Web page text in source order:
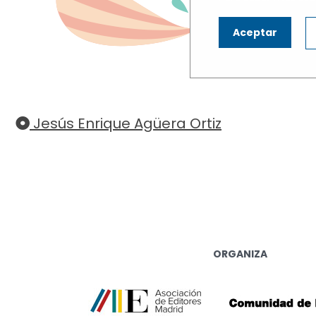
Haz
Jesús Enrique Agüera Ortiz
ORGANIZA
Aceptar